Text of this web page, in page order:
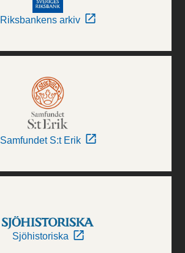
Riksbankens arkiv
Samfundet S:t Erik
Sjöhistoriska